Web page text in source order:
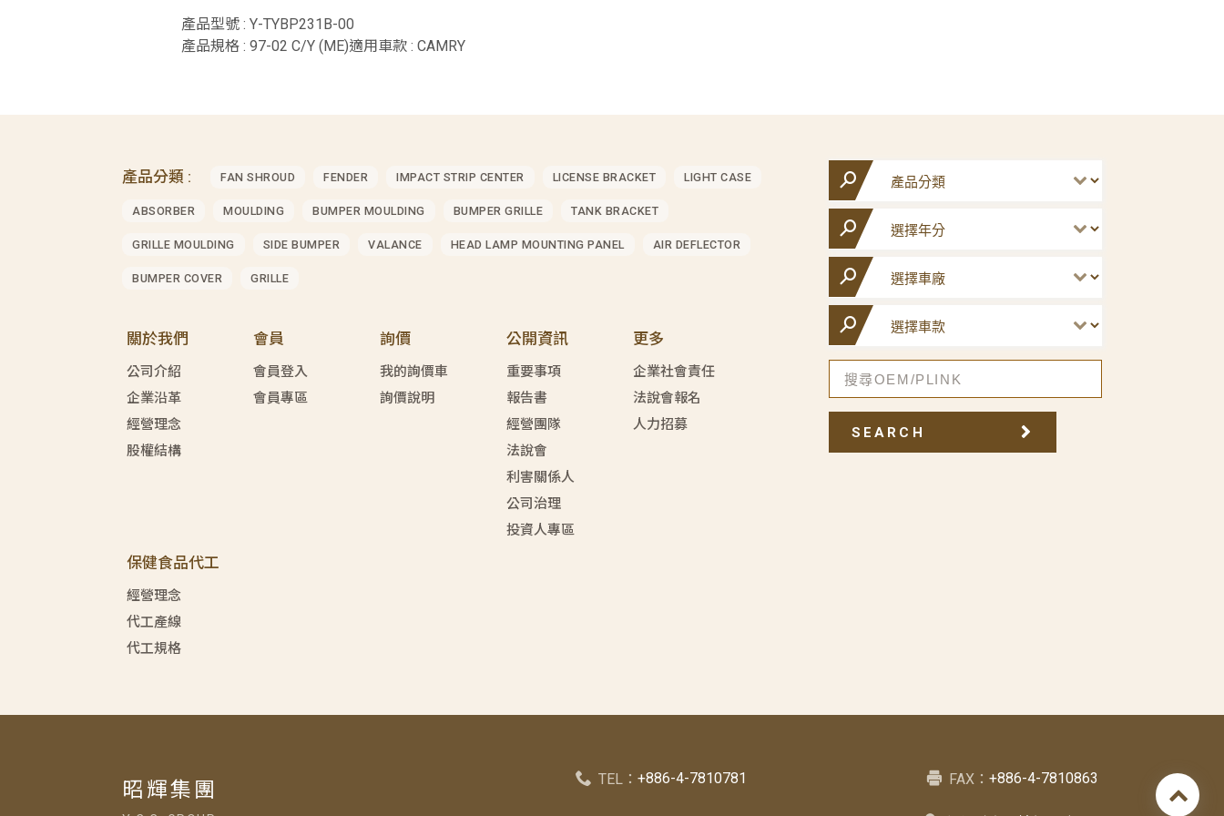
產品型號 : Y-TYBP231B-00
產品規格 : 97-02 C/Y (ME)適用車款 : CAMRY
產品分類 : FAN SHROUD FENDER IMPACT STRIP CENTER LICENSE BRACKET LIGHT CASE
ABSORBER MOULDING BUMPER MOULDING BUMPER GRILLE TANK BRACKET
GRILLE MOULDING SIDE BUMPER VALANCE HEAD LAMP MOUNTING PANEL AIR DEFLECTOR
BUMPER COVER GRILLE
關於我們
公司介紹
企業沿革
經營理念
股權結構
會員
會員登入
會員專區
詢價
我的詢價車
詢價說明
公開資訊
重要事項
報告書
經營團隊
法說會
利害關係人
公司治理
投資人專區
更多
企業社會責任
法說會報名
人力招募
保健食品代工
經營理念
代工產線
代工規格
SEARCH
昭輝集團 TEL： +886-4-7810781 FAX：+886-4-7810863